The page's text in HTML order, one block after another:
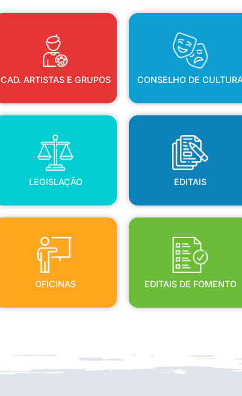
CAD. ARTISTAS E GRUPOS
CAD. ARTISTAS E GRUPOS
CONSELHO DE
CONSELHO DE CULTURA
LEGISLAÇÃO
LEGISLAÇÃO
EDITAIS
EDITAIS
OFICINAS
OFICINAS
EDITAIS DE FOMENTO
EDITAIS DE FOMENTO